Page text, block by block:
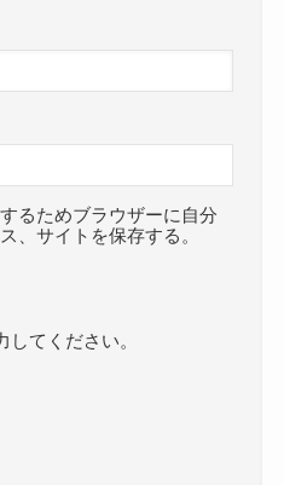
るためブラウザーに自分
、サイトを保存する。
してください。